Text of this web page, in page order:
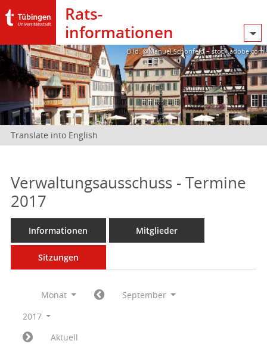
Rats­
informationen
Bild: @Manuel Schönfeld – stock.adobe.com
Translate into English
Verwaltungsausschuss - Termine
2017
Informationen Mitglieder
Sitzungen
Monat
September
2017
Aktuell